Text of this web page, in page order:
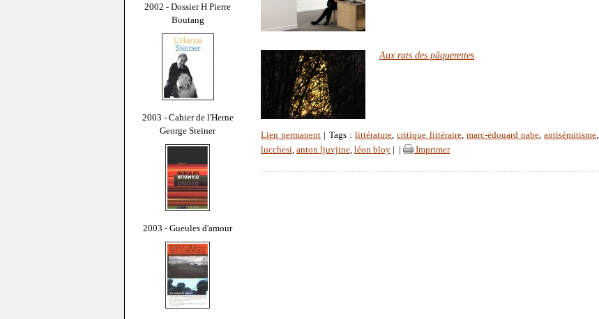
2002 - Dossier H Pierre
Boutang
2003 - Cahier de l'Herne
George Steiner
2003 - Gueules d'amour
Aux rats des pâquerettes
Lien permanent | Tags :littérature,critique littéraire, marc-édouard nabe,antisémitisme,
lucchesi, anton ljuvjine, léon bloy Imprimer